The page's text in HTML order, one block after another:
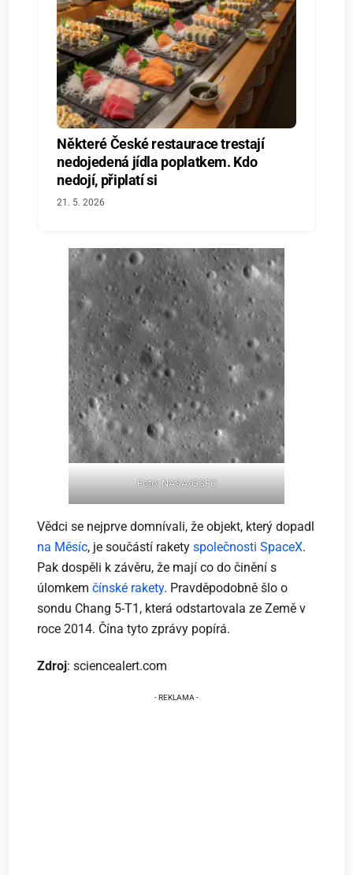
Některé České restaurace trestají
nedojedená jídla poplatkem. Kdo
nedojí, připlatí si
21. 5. 2026
Foto: NASA/GSFC
Vědci se nejprve domnívali, že objekt, který dopadl
na Měsíc, je součástí raketyspolečnosti SpaceX.
Pak dospěli k závěru, že mají co do činění s
úlomkemčínské rakety. Pravděpodobně šlo o
sondu Chang 5-T1, která odstartovala ze Země v
roce 2014. Čína tyto zprávy popírá.
Zdroj: sciencealert.com